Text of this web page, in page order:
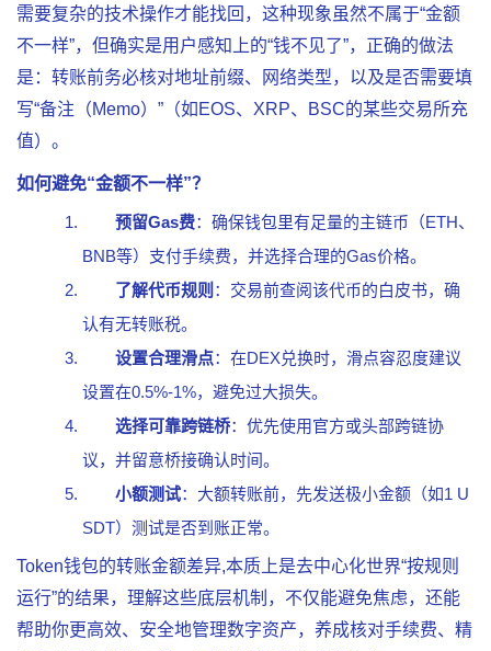
需要复杂的技术操作才能找回，这种现象虽然不属于“金额
不一样”，但确实是用户感知上的“钱不见了”，正确的做法
是：转账前务必核对地址前缀、网络类型，以及是否需要填
写“备注（Memo）”（如EOS、XRP、BSC的某些交易所充
值）。
如何避免“金额不一样”？
预留Gas费：确保钱包里有足量的主链币（ETH、
BNB等）支付手续费，并选择合理的Gas价格。
了解代币规则 ：交易前查阅该代币的白皮书，确
认有无转账税。
设置合理滑点：在DEX兑换时，滑点容忍度建议
设置在0.5%-1%，避免过大损失。
选择可靠跨链桥：优先使用官方或头部跨链协
议，并留意桥接确认时间。
小额测试：大额转账前，先发送极小金额（如1 U
SDT）测试是否到账正常。
Token钱包的转账金额差异,本质上是去中心化世界“按规则
运行”的结果，理解这些底层机制，不仅能避免焦虑，还能
帮助你更高效、安全地管理数字资产，养成核对手续费、精